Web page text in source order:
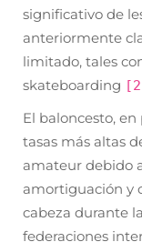
significativo de
anteriormente
limitado, tales
skateboarding
El baloncesto,
tasas más altas
amateur debido
amortiguación y
cabeza durante
federaciones